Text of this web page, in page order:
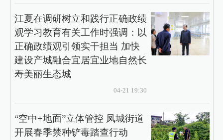
江夏在调研树立和践行正确政绩
观学习教育有关工作时强调：以
正确政绩观引领实干担当 加快
建设产城融合宜居宜业地自然长
寿美丽生态城
04-21 19:30
“空中+地面”立体管控 凤城街道
开展春季禁种铲毒踏查行动